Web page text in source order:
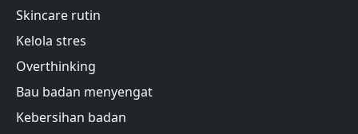
Skincare rutin
Kelola stres
Overthinking
Bau badan menyengat
Kebersihan badan